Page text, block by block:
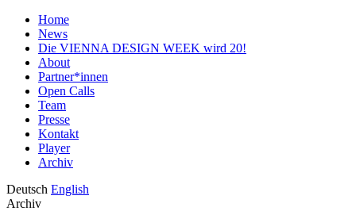
Home
News
Die VIENNA DESIGN WEEK wird 20!
About
Partner*innen
Open Calls
Team
Presse
Kontakt
Player
Archiv
Deutsch English
Archiv